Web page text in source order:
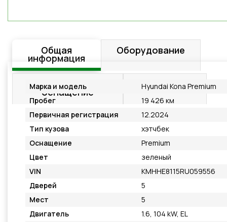
Общая
информация
Оборудование
Дополнительное
оснащение
Подробнее
Марка и модель
Hyundai Kona Premium
Пробег
19 426 км
Первичная регистрация
12.2024
Тип кузова
хэтчбек
Оснащение
Premium
Цвет
зеленый
VIN
KMHHE8115RU059556
Дверей
5
Мест
5
Двигатель
1.6, 104 kW, EL